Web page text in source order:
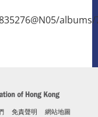
albums/
免責聲明 網站地圖